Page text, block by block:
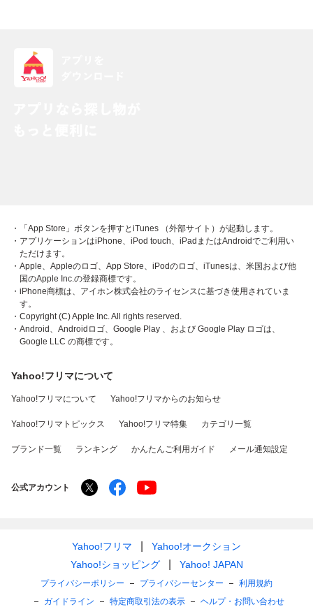
・「App Store」ボタンを押すとiTunes （外部サイト）が起動します。
・アプリケーションはiPhone、iPod touch、iPadまたはAndroidでご利用い
ただけます。
・Apple、Appleのロゴ、App Store、iPodのロゴ、iTunesは、米国および他
国のApple Inc.の登録商標です。
・iPhone商標は、アイホン株式会社のライセンスに基づき使用されていま
す。
・Copyright (C) Apple Inc. All rights reserved.
・Android、Androidロゴ、Google Play 、および Google Play ロゴは、
Google LLC の商標です。
Yahoo!フリマについて
Yahoo!フリマについて Yahoo!フリマからのお知らせ
Yahoo!フリマトピックス Yahoo!フリマ特集 カテゴリ一覧
ブランド一覧 ランキング かんたんご利用ガイド メール通知設定
公式アカウント
Yahoo!フリマ
Yahoo!オークション
Yahoo!ショッピング
Yahoo! JAPAN
プライバシーポリシー プライバシーセンター
利用規約
ガイドライン
特定商取引法の表示
ヘルプ・お問い合わせ